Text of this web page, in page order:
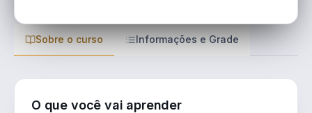
Sobre o curso Informações e Grade
O que você vai aprender